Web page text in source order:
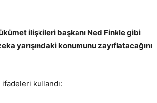
ilişkileri başkanı Ned Finkle gibi
yarışındaki konumunu zayıflatacağını
ifadeleri kullandı: